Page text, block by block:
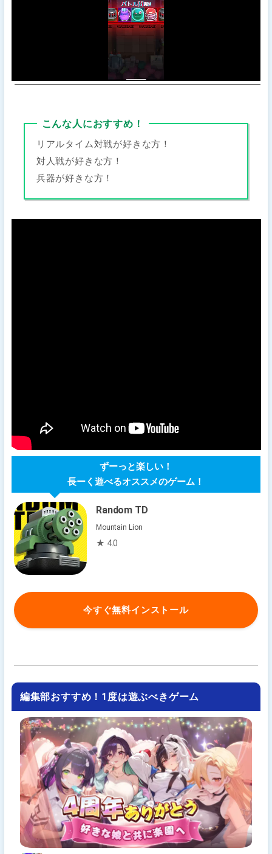
こんな人におすすめ！
リアルタイム対戦が好きな方！
対人戦が好きな方！
兵器が好きな方！
ずーっと楽しい！
長ーく遊べるオススメのゲーム！
Random TD
Mountain Lion
★ 4.0
今すぐ無料インストール
編集部おすすめ！1度は遊ぶべきゲーム